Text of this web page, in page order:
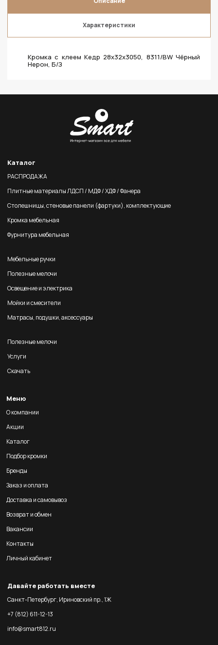
Характеристики
Кромка с клеем Кедр 28х32х3050, 8311/BW Чёрный
Нерон, Б/З
Каталог
РАСПРОДАЖА
Плитные материалы ЛДСП / МДФ / ХДФ / Фанера
Столешницы, стеновые панели (фартуки), комплектующие
Кромка мебельная
Фурнитура мебельная
Мебельные ручки
Полезные мелочи
Освещение и электрика
Мойки и смесители
Матрасы, подушки, аксессуары
Полезные мелочи
Услуги
Скачать
Меню
О компании
Акции
Каталог
Подбор кромки
Бренды
Заказ и оплата
Доставка и самовывоз
Возврат и обмен
Вакансии
Контакты
Личный кабинет
Давайте работать вместе
Санкт-Петербург, Ириновский пр., 1Ж
+7 (812) 611-12-13
info@smart812.ru